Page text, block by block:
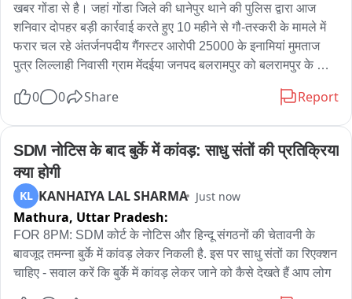
खबर गोंडा से है। जहां गोंडा जिले की धानेपुर थाने की पुलिस द्वारा आज
शनिवार दोपहर बड़ी कार्रवाई करते हुए 10 महीने से गौ-तस्करी के मामले में
फरार चल रहे अंतर्जनपदीय गैंगस्टर आरोपी 25000 के इनामियां मुमताज
पुत्र लिल्लाही निवासी ग्राम मेंदईया जनपद बलरामपुर को बलरामपुर के
न्यायालय में आरोपी को पेश किया गया न्यायालय द्वारा आरोपी मुमताज को
द्वारा 82 सीआरपीसी की कार्रवाई भी की गई थी लेकिन इसके बावजूद भी
लगातार आरोपी मुमताज फरार चल रहा था जिसकी गिरफ्तारी के लिए गोंडा
पुलिस अधीक्षक विनीत जायसवाल द्वारा 25000 का इनाम घोषित किया गया
था जिसे आज गिरफ्तार किया गया है। गैंगस्टर आरोपी मुमताज पर आरोप है
किसके द्वारा अपने साथी रईश अहमद,हनीफ, शाद आलम, मुन्ना खां और
हजरत द्वारा लगातार एक गौ- तस्करी और चोरी करने का गिरोह संचालित
करके लगातार गौ-तस्करी और चोरी की घटनाओं को अंजाम दिया जा रहा
था। इन आरोपियों के खिलाफ गोंडा के धानेपुर थाने में गैंगस्टर एक्ट के तहत
0 0 Share Report
SDM नोटिस के बाद बुर्के में कांवड़: साधु संतों की प्रतिक्रिया
क्या होगी
KL KANHAIYA LAL SHARMA Just now
Mathura, Uttar Pradesh:
FOR 8PM: SDM कोर्ट के नोटिस और हिन्दू संगठनों की चेतावनी के
बावजूद तमन्ना बुर्के में कांवड़ लेकर निकली है. इस पर साधु संतों का रिएक्शन
चाहिए - सवाल करें कि बुर्के में कांवड़ लेकर जाने को कैसे देखते हैं आप लोग